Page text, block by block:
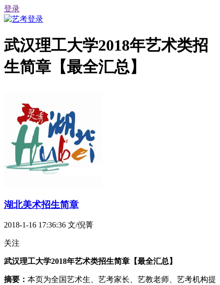
登录
武汉理工大学2018年艺术类招
生简章【最全汇总】
湖北美术招生简章
2018-1-16 17:36:36 文/倪菁
关注
武汉理工大学2018年艺术类招生简章【最全汇总】
摘要： 本页为全国艺术生、艺考家长、艺教老师、艺考机构提